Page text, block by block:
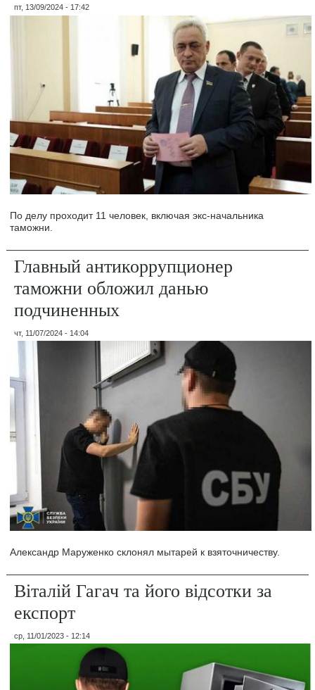
пт, 13/09/2024 - 17:42
По делу проходит 11 человек, включая экс-начальника
таможни.
Главный антикоррупционер
таможни обложил данью
подчиненных
чт, 11/07/2024 - 14:04
Александр Маруженко склонял мытарей к взяточничеству.
Віталій Гагач та його відсотки за
експорт
ср, 11/01/2023 - 12:14